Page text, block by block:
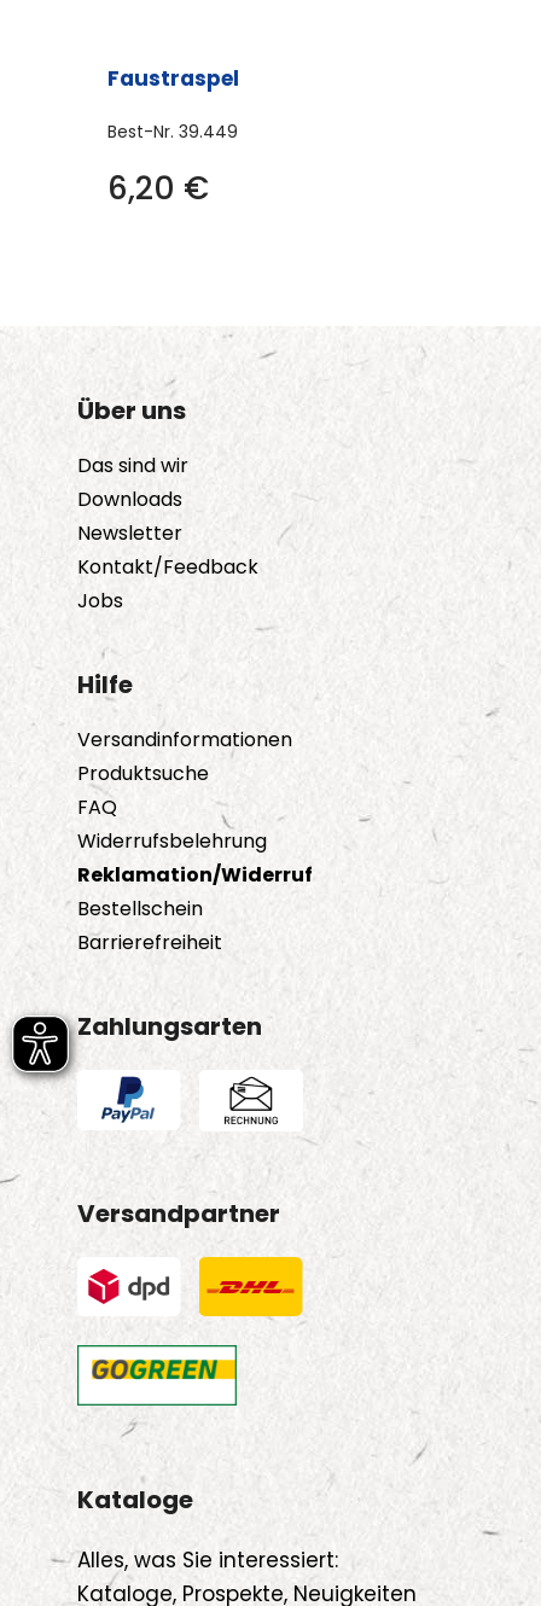
Faustraspel
Best-Nr. 39.449
6,20 €
Über uns
Das sind wir
Downloads
Newsletter
Kontakt/Feedback
Jobs
Hilfe
Versandinformationen
Produktsuche
FAQ
Widerrufsbelehrung
Reklamation/Widerruf
Bestellschein
Barrierefreiheit
Zahlungsarten
Versandpartner
Kataloge
Alles, was Sie interessiert:
Kataloge, Prospekte, Neuigkeiten